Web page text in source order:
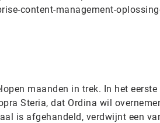
content-management-
maanden in trek. In het
Steria, dat Ordina wil
is afgehandeld, verdwijnt een